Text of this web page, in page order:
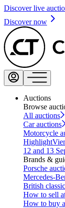
Discover live
Discover now
Auctions
Browse
All auctions
Car auctions
Motorcycle
Highlight
12 and 13
Brands &
Porsche
Mercedes-
British
How to sell
How to buy